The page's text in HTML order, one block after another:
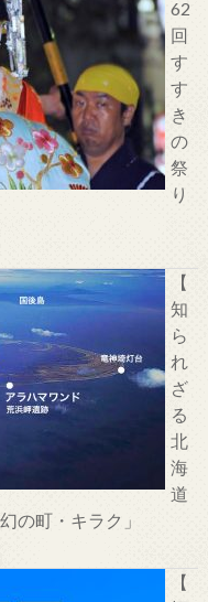
62
回
す
す
き
の
祭
り
【
知
ら
れ
ざ
る
北
海
道
の町・キラク」
【